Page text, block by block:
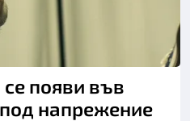
появи във
напрежение